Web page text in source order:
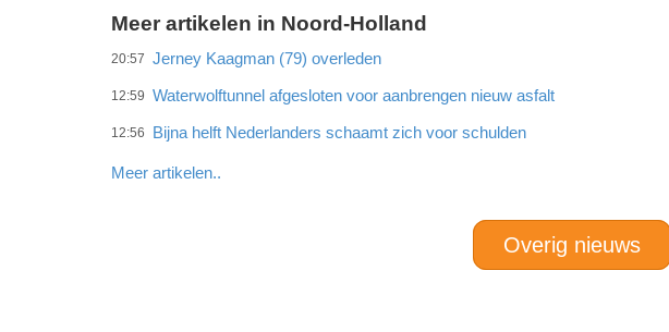
Meer artikelen in Noord-Holland
20:57 Jerney Kaagman (79) overleden
12:59 Waterwolftunnel afgesloten voor aanbrengen nieuw asfalt
12:56 Bijna helft Nederlanders schaamt zich voor schulden
Meer artikelen..
Overig nieuws